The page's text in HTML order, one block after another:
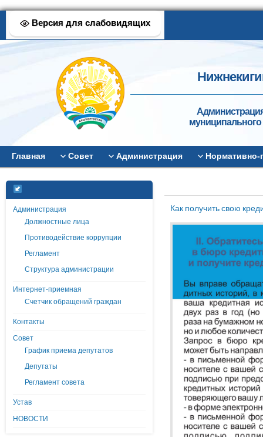
Версия для слабовидящих
муниципального
Главная Совет Администрация
Администрация
Должностные лица
Противодействие коррупции
Регламент
Структура администрации
Интернет-приемная
Счетчик обращений граждан
Контакты
Совет
График приема депутатов
Депутаты
Регламент совета
Устав
НОВОСТИ
Как получить свою